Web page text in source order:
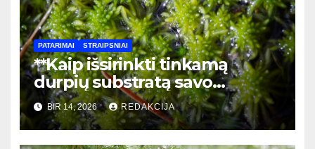
PATARIMAI STRAIPSNIAI
**Kaip išsirinkti tinkamą
durpių substratą savo
kambariniams augalams:
praktinis gidas
pradedantiesiems**
BIR 14, 2026 REDAKCIJA